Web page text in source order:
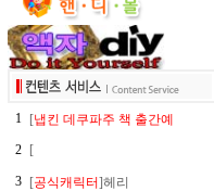
1 [냅킨 데쿠파주 책 출간예
2
[
3 [공식캐릭터]헤리